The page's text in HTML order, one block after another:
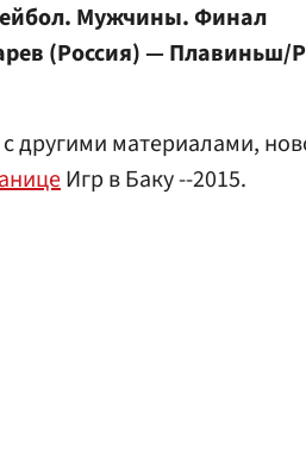
Мужчины. Финал
(Россия) — Плавиньш/
другими материалами,
Игр в Баку --2015.